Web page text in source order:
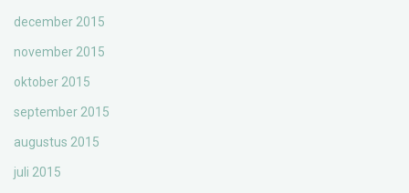
december 2015
november 2015
oktober 2015
september 2015
augustus 2015
juli 2015